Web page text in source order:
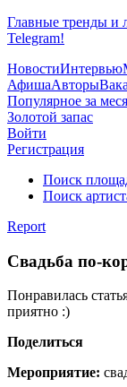
Главные тренды и
Telegram!
НовостиИнтервью
АфишаАвторы
Популярное за
Золотой запас
Войти
Регистрация
Поиск
Поиск
Report
Свадьба по-
Понравилась
приятно :)
Поделиться
Мероприятие: